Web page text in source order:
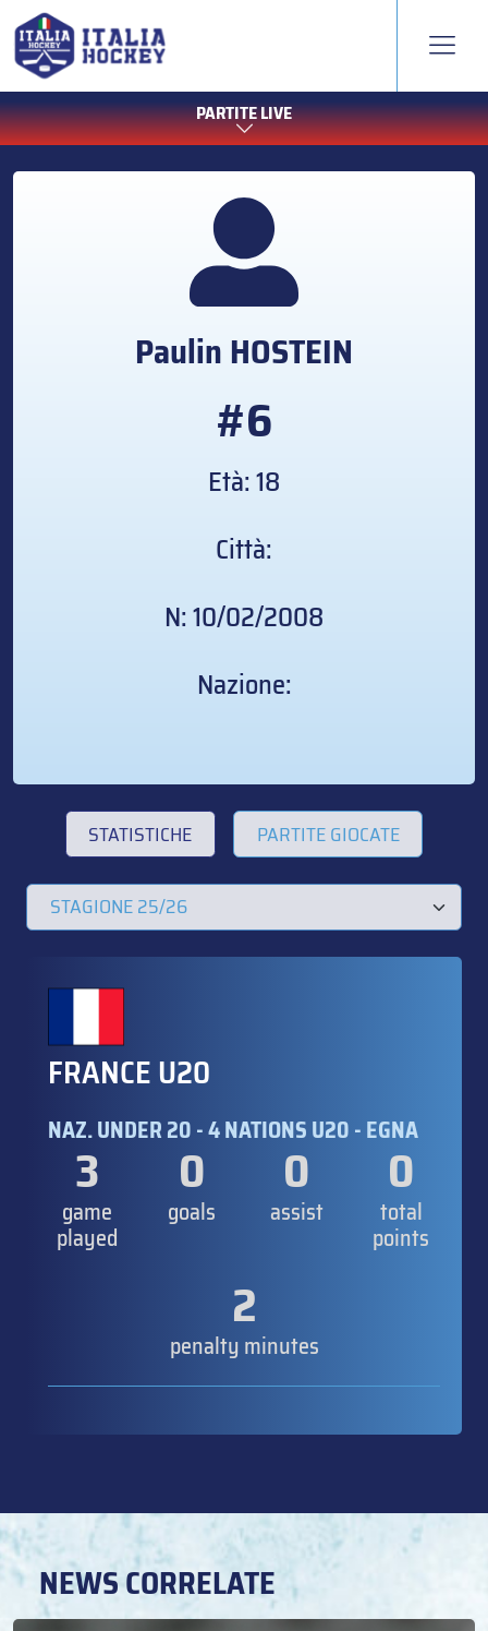
PARTITE LIVE
PaulinHOSTEIN
#6
Età: 18
Città:
N: 10/02/2008
Nazione:
STATISTICHE PARTITE GIOCATE
FRANCE U20
NAZ. UNDER 20 - 4 NATIONS U20 - EGNA
3
game
played
0
goals
0
assist
0
total
points
2
penalty minutes
NEWS CORRELATE